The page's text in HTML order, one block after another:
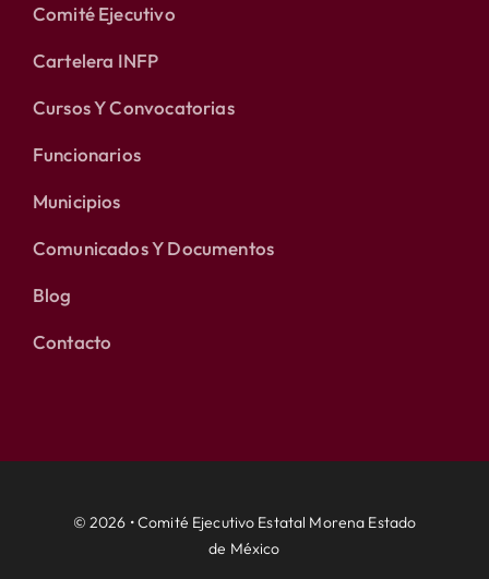
Comité Ejecutivo
Cartelera INFP
Cursos Y Convocatorias
Funcionarios
Municipios
Comunicados Y Documentos
Blog
Contacto
© 2026 • Comité Ejecutivo Estatal Morena Estado
de México